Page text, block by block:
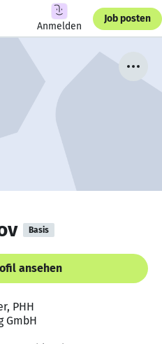
Anmelden
Job posten
Basis
ansehen
PHH
GmbH